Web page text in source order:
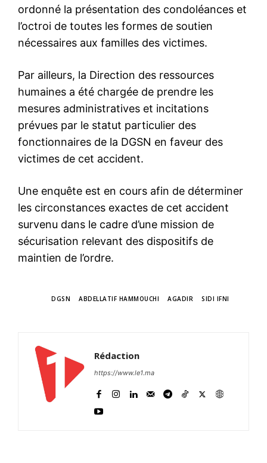
le1.ma
l'intelligence de
l'information
Insight Publications
À propos
Nous contacter
Formules d’abonnement
ordonné la présentation des condoléances et
l’octroi de toutes les formes de soutien
nécessaires aux familles des victimes.
Par ailleurs, la Direction des ressources
humaines a été chargée de prendre les
mesures administratives et incitations
prévues par le statut particulier des
fonctionnaires de la DGSN en faveur des
victimes de cet accident.
Une enquête est en cours afin de déterminer
les circonstances exactes de cet accident
survenu dans le cadre d’une mission de
sécurisation relevant des dispositifs de
maintien de l’ordre.
DGSN ABDELLATIF HAMMOUCHI AGADIR SIDI IFNI
Rédaction
https://www.le1.ma